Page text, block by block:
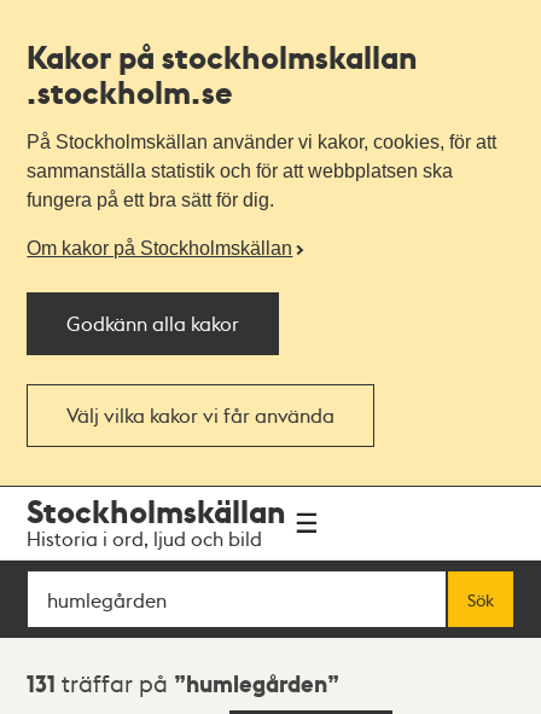
Kakor på stockholmskallan
.stockholm.se
På Stockholmskällan använder vi kakor, cookies, för att
sammanställa statistik och för att webbplatsen ska
fungera på ett bra sätt för dig.
Om kakor på Stockholmskällan
Godkänn alla kakor
Välj vilka kakor vi får använda
navigationen
huvudinnehållet
Stockholmskällan
Historia i ord, ljud och bild
Sök
Sök
Sökresultat
131 träffar på humlegården